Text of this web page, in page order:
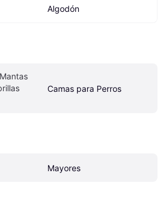
Algodón
Camas para Perros
Mayores